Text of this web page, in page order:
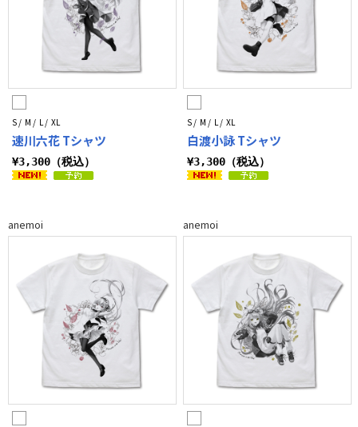
S / M / L / XL
速川六花 Tシャツ
¥3,300（税込）
S / M / L / XL
白渡小詠 Tシャツ
¥3,300（税込）
anemoi anemoi